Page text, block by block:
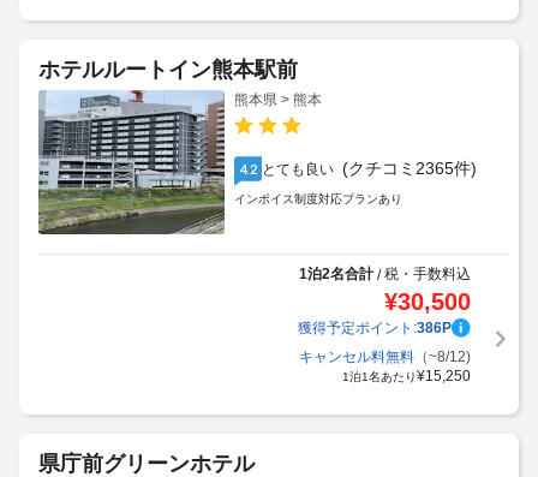
ホテルルートイン熊本駅前
熊本県 > 熊本
4.2 とても良い (クチコミ2365件)
インボイス制度対応プランあり
1泊2名合計/税・手数料込
¥30,500
獲得予定ポイント:386P
キャンセル料無料（~8/12)
1泊1名あたり¥15,250
県庁前グリーンホテル